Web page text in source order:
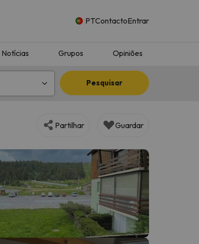
PTContactoEntrar
Notícias Grupos Opiniões
Pesquisar
Partilhar Guardar